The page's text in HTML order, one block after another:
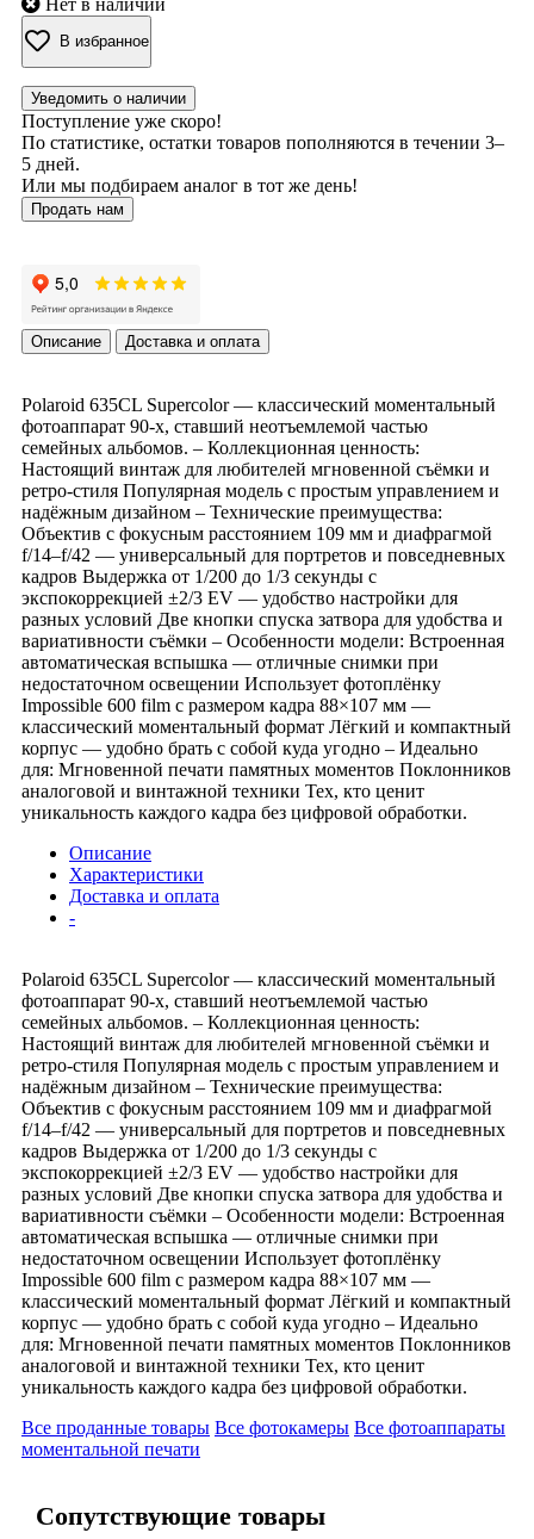
В избранное
Уведомить о наличии
Поступление уже скоро!
По статистике, остатки товаров пополняются в течении 3–
5 дней.
Или мы подбираем аналог в тот же день!
Продать нам
Описание Доставка и оплата
Polaroid 635CL Supercolor — классический моментальный
фотоаппарат 90-х, ставший неотъемлемой частью
семейных альбомов. – Коллекционная ценность:
Настоящий винтаж для любителей мгновенной съёмки и
ретро-стиля Популярная модель с простым управлением и
надёжным дизайном – Технические преимущества:
Объектив с фокусным расстоянием 109 мм и диафрагмой
f/14–f/42 — универсальный для портретов и повседневных
кадров Выдержка от 1/200 до 1/3 секунды с
экспокоррекцией ±2/3 EV — удобство настройки для
разных условий Две кнопки спуска затвора для удобства и
вариативности съёмки – Особенности модели: Встроенная
автоматическая вспышка — отличные снимки при
недостаточном освещении Использует фотоплёнку
Impossible 600 film с размером кадра 88×107 мм —
классический моментальный формат Лёгкий и компактный
корпус — удобно брать с собой куда угодно – Идеально
для: Мгновенной печати памятных моментов Поклонников
аналоговой и винтажной техники Тех, кто ценит
уникальность каждого кадра без цифровой обработки.
Описание
Характеристики
Доставка и оплата
-
Polaroid 635CL Supercolor — классический моментальный
фотоаппарат 90-х, ставший неотъемлемой частью
семейных альбомов. – Коллекционная ценность:
Настоящий винтаж для любителей мгновенной съёмки и
ретро-стиля Популярная модель с простым управлением и
надёжным дизайном – Технические преимущества:
Объектив с фокусным расстоянием 109 мм и диафрагмой
f/14–f/42 — универсальный для портретов и повседневных
кадров Выдержка от 1/200 до 1/3 секунды с
экспокоррекцией ±2/3 EV — удобство настройки для
разных условий Две кнопки спуска затвора для удобства и
вариативности съёмки – Особенности модели: Встроенная
автоматическая вспышка — отличные снимки при
недостаточном освещении Использует фотоплёнку
Impossible 600 film с размером кадра 88×107 мм —
классический моментальный формат Лёгкий и компактный
корпус — удобно брать с собой куда угодно – Идеально
для: Мгновенной печати памятных моментов Поклонников
аналоговой и винтажной техники Тех, кто ценит
уникальность каждого кадра без цифровой обработки.
Все проданные товары Все фотокамеры Все фотоаппараты
моментальной печати
Сопутствующие товары